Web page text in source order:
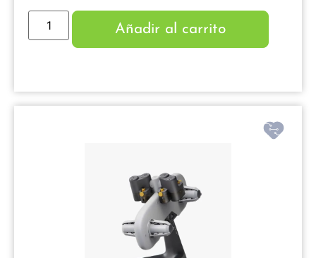
Añadir al carrito